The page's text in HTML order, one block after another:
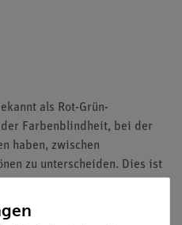
als Rot-Grün-
Farbenblindheit, bei der
haben, zwischen
zu unterscheiden. Dies ist
die für die
sind. Menschen mit